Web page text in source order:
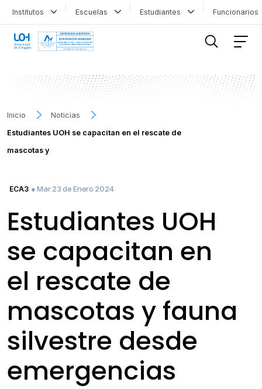
Institutos Escuelas Estudiantes
Inicio
Noticias
Estudiantes UOH se capacitan en el rescate de
mascotas y
ECA3 ● Mar 23 de Enero 2024
Estudiantes UOH
se capacitan en
el rescate de
mascotas y fauna
silvestre desde
emergencias